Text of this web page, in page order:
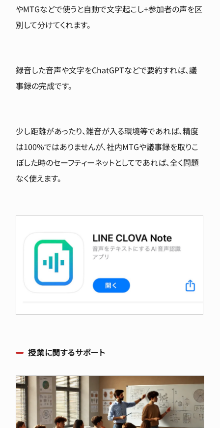
やMTGなどで使うと自動で文字起こし+参加者の声を区
別して分けてくれます。
録音した音声や文字をChatGPTなどで要約すれば、議
事録の完成です。
少し距離があったり、雑音が入る環境等であれば、精度
は100%ではありませんが、社内MTGや議事録を取りこ
ぼした時のセーフティーネットとしてであれば、全く問題
なく使えます。
授業に関するサポート